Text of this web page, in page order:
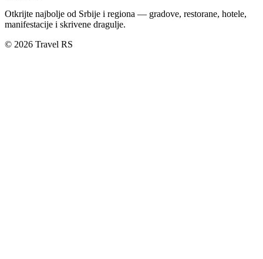
Otkrijte najbolje od Srbije i regiona — gradove, restorane, hotele,
manifestacije i skrivene dragulje.
© 2026 Travel RS